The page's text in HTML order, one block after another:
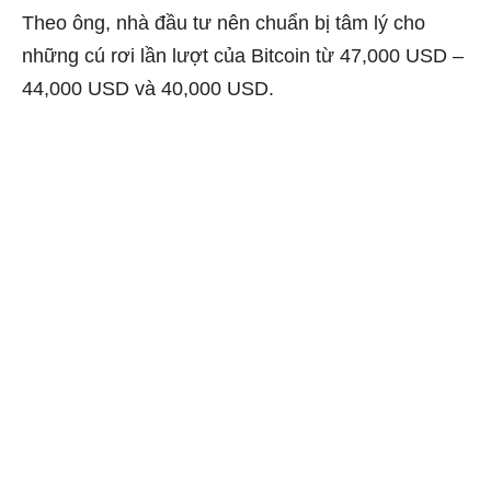
Theo ông, nhà đầu tư nên chuẩn bị tâm lý cho
những cú rơi lần lượt của Bitcoin từ 47,000 USD –
44,000 USD và 40,000 USD.